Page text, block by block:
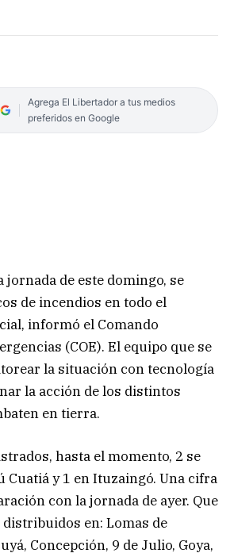
Agrega El Libertador a tus medios
preferidos en Google
jornada de este domingo, se
de incendios en todo el
informó el Comando
(COE). El equipo que se
la situación con tecnología
la acción de los distintos
en tierra.
hasta el momento, 2 se
Cuatiá y 1 en Ituzaingó. Una cifra
con la jornada de ayer. Que
en: Lomas de
Concepción, 9 de Julio, Goya,